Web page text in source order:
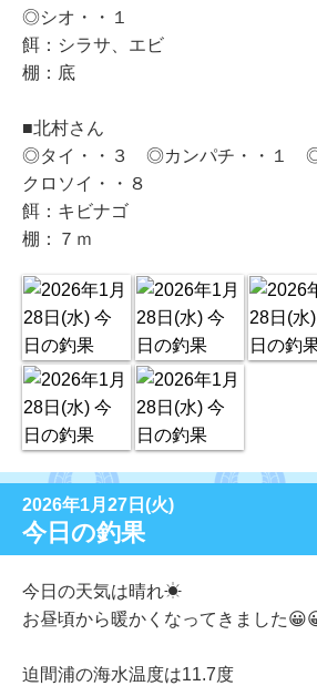
◎シオ・・１
餌：シラサ、エビ
棚：底
■北村さん
◎タイ・・３ ◎カンパチ・・１
クロソイ・・８
餌：キビナゴ
棚：７ｍ
2026年1月27日(火)
今日の釣果
今日の天気は晴れ☀
お昼頃から暖かくなってきました
迫間浦の海水温度は11.7度